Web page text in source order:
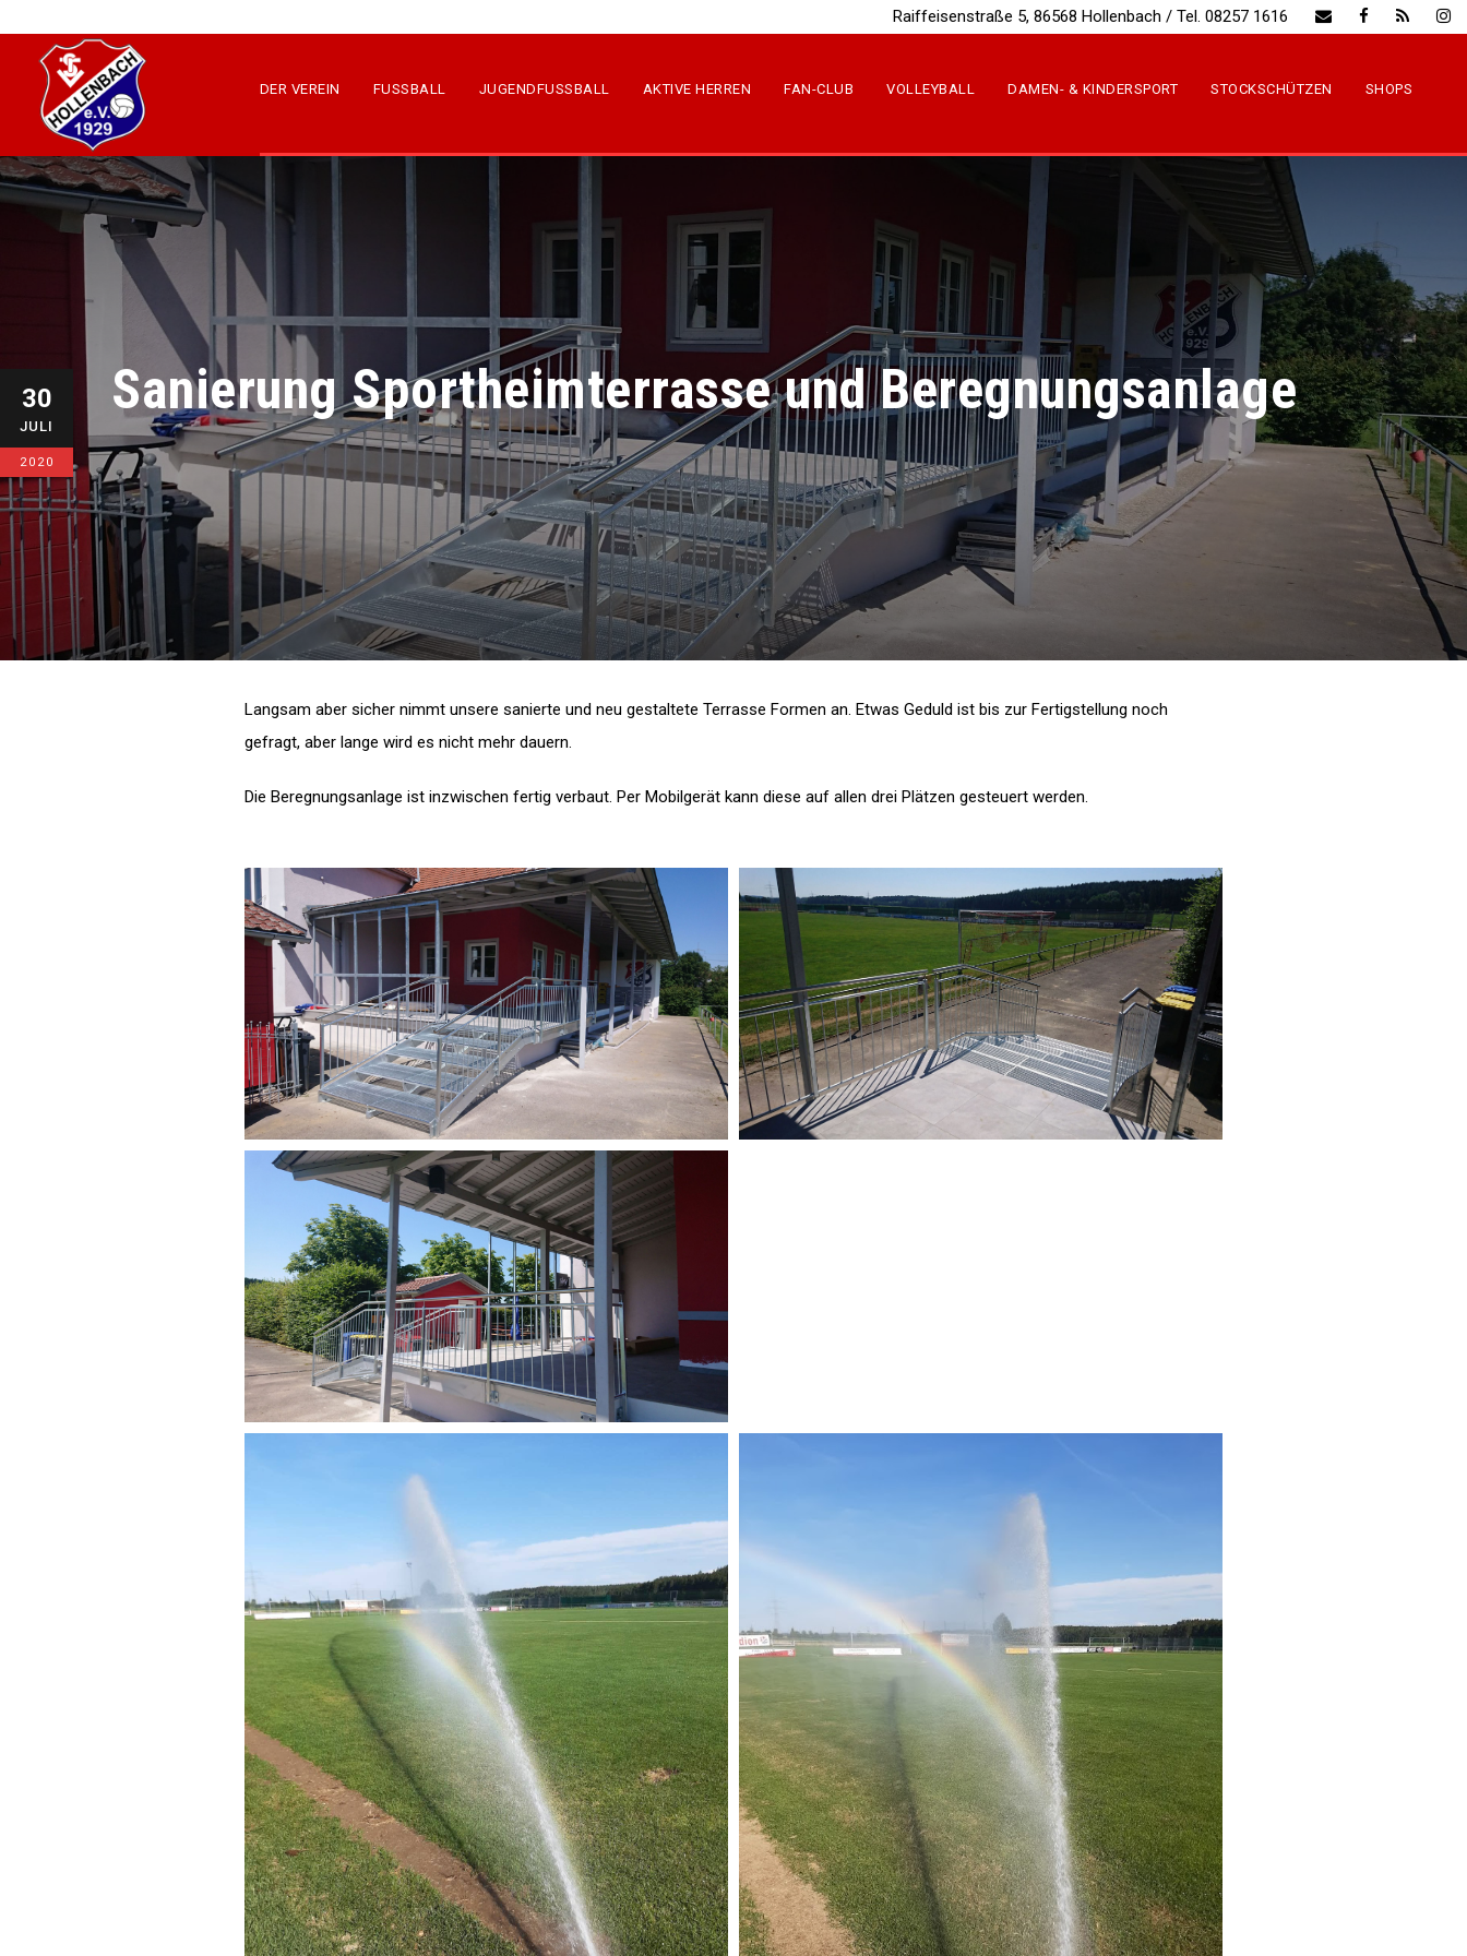
Raiffeisenstraße 5, 86568 Hollenbach / Tel. 08257 1616
DER VEREIN FUSSBALL JUGENDFUSSBALL AKTIVE HERREN FAN-CLUB VOLLEYBALL DAMEN- & KINDERSPORT STOCKSCHÜTZEN SHOPS
30
JULI
2020
Sanierung Sportheimterrasse und Beregnungsanlage
Langsam aber sicher nimmt unsere sanierte und neu gestaltete Terrasse Formen an. Etwas Geduld ist bis zur Fertigstellung noch
gefragt, aber lange wird es nicht mehr dauern.
Die Beregnungsanlage ist inzwischen fertig verbaut. Per Mobilgerät kann diese auf allen drei Plätzen gesteuert werden.